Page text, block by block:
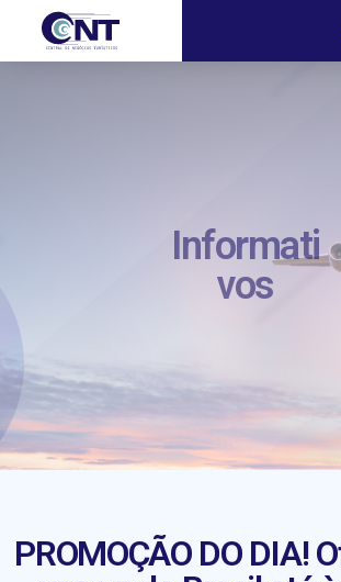
Informati
vos
PROMOÇÃO DO DIA!